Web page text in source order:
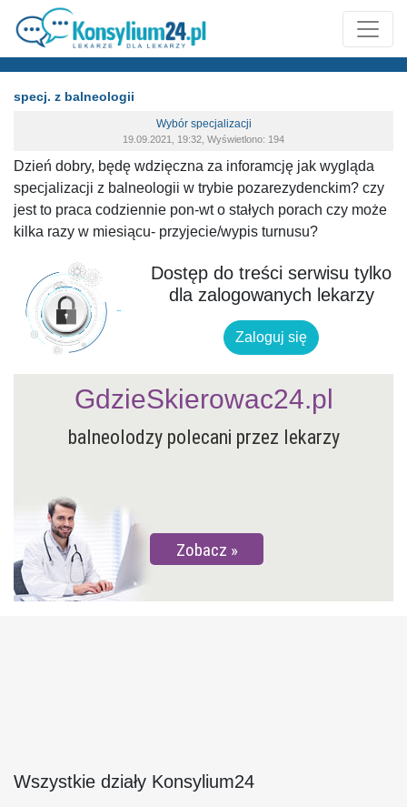
specj. z balneologii
Wybór specjalizacji
19.09.2021, 19:32, Wyświetlono: 194
Dzień dobry, będę wdzięczna za inforamcję jak wygląda
specjalizacji z balneologii w trybie pozarezydenckim? czy
jest to praca codziennie pon-wt o stałych porach czy może
kilka razy w miesiącu- przyjecie/wypis turnusu?
Dostęp do treści serwisu tylko
dla zalogowanych lekarzy
Zaloguj się
balneolodzy polecani przez lekarzy
Zobacz
GdzieSkierowac24.pl
Wszystkie działy Konsylium24